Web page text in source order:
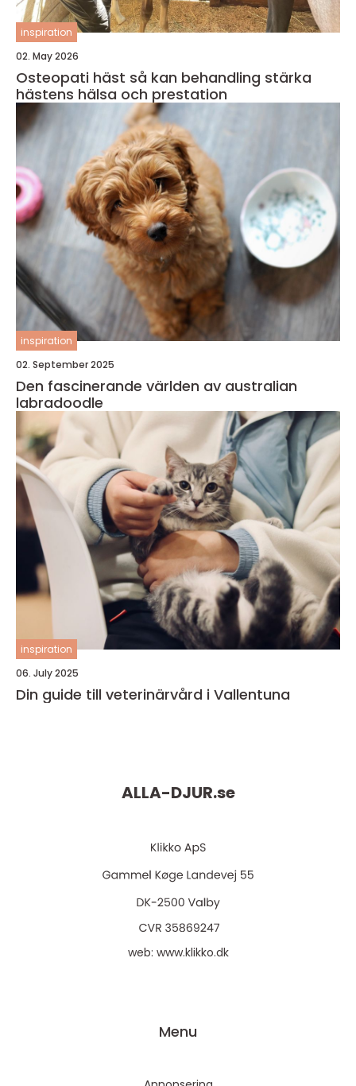
inspiration
02. May 2026
Osteopati häst så kan behandling stärka
hästens hälsa och prestation
inspiration
02. September 2025
Den fascinerande världen av australian
labradoodle
inspiration
06. July 2025
Din guide till veterinärvård i Vallentuna
ALLA-DJUR.se
web: www.klikko.dk
Menu